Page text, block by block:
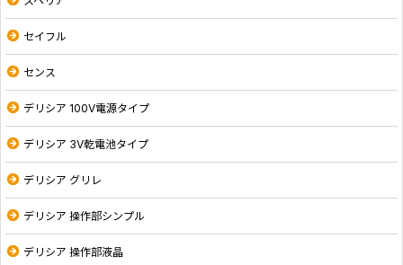
セイフル
センス
デリシア 100V電源タイプ
デリシア 3V乾電池タイプ
デリシア グリレ
デリシア 操作部シンプル
デリシア 操作部液晶